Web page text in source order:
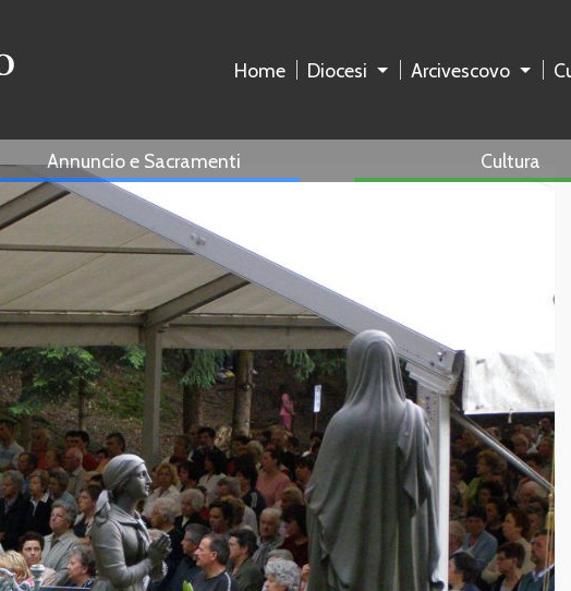
Home Diocesi Arcivescovo
Annuncio e Sacramenti Cultura